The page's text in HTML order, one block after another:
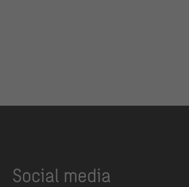
Social media